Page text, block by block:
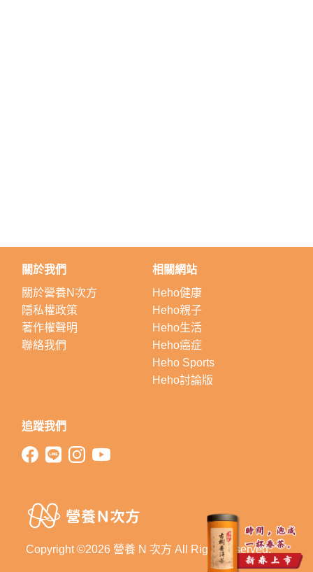
Copyright ©2026 營養 N 次方 All Right Reserved.
關於我們
關於營養N次方
隱私權政策
著作權聲明
聯絡我們
相關網站
Heho健康
Heho親子
Heho生活
Heho癌症
Heho Sports
Heho討論版
追蹤我們